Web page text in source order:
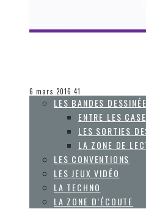
6 mars 2016 41
LES BANDES
ENTRE LES
LES SORTIES
LA ZONE DE
LES CONVENTIONS
LES JEUX VIDÉO
LA TECHNO
LA ZONE D’ÉCOUTE